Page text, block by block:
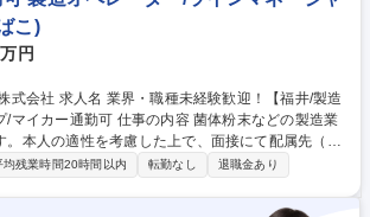
こ)
円
歓迎！【福井/製造
の内容 菌体粉末などの製造業
。本人の適性を考慮した上で、面接にて配属先（製
いずれか）を決定します。育成環境が整っており未
造：調乳作業（ウェット職場）、充填作業（ドライ
均残業時間20時間以内 転勤なし 退職金あり